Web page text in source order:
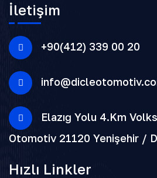
İletişim
+90(412) 339 00 20
Elazığ Yolu 4.Km
Otomotiv 21120 Yenişehir /
Hızlı Linkler